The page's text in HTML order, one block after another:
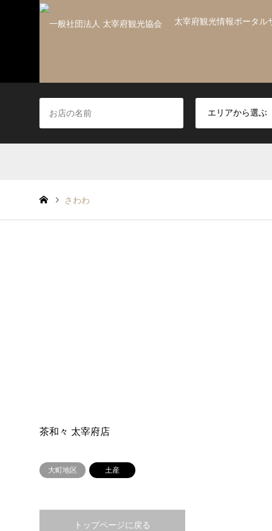
太宰府観光情報ポータル
さわわ
茶和々 太宰府店
大町地区 土産
トップページに戻る